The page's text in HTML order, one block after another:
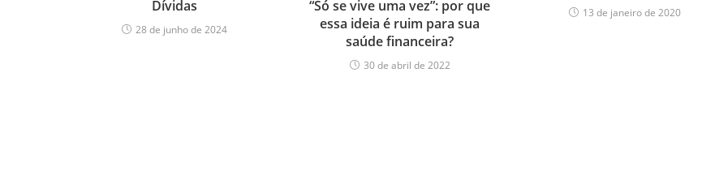
Dívidas
28 de junho de 2024
“Só se vive uma vez”: por que
essa ideia é ruim para sua
saúde financeira?
30 de abril de 2022
13 de janeiro de 2020